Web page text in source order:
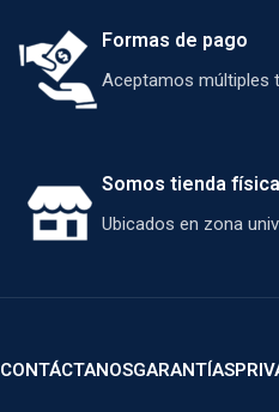
Formas de pago
Aceptamos múltiples
Somos tienda física
Ubicados en zona
CONTÁCTANOSGARANTÍAS